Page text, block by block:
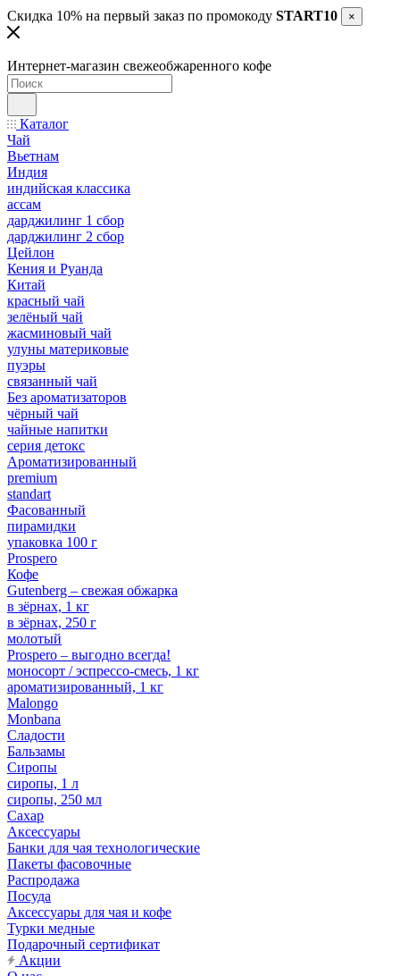
Скидка 10% на первый заказ по промокоду START10 ×
Интернет-магазин свежеобжаренного кофе
Каталог
Чай
Вьетнам
Индия
индийская классика
ассам
дарджилинг 1 сбор
дарджилинг 2 сбор
Цейлон
Кения и Руанда
Китай
красный чай
зелёный чай
жасминовый чай
улуны материковые
пуэры
связанный чай
Без ароматизаторов
чёрный чай
чайные напитки
серия детокс
Ароматизированный
premium
standart
Фасованный
пирамидки
упаковка 100 г
Prospero
Кофе
Gutenberg – свежая обжарка
в зёрнах, 1 кг
в зёрнах, 250 г
молотый
Prospero – выгодно всегда!
моносорт / эспрессо-смесь, 1 кг
ароматизированный, 1 кг
Malongo
Monbana
Сладости
Бальзамы
Сиропы
сиропы, 1 л
сиропы, 250 мл
Сахар
Аксессуары
Банки для чая технологические
Пакеты фасовочные
Распродажа
Посуда
Аксессуары для чая и кофе
Турки медные
Подарочный сертификат
Акции